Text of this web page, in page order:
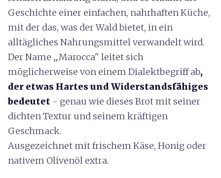
Geschichte einer einfachen, nahrhaften Küche,
mit der das, was der Wald bietet, in ein
alltägliches Nahrungsmittel verwandelt wird.
Der Name „Marocca" leitet sich
möglicherweise von einem Dialektbegriff ab,
der etwas Hartes und Widerstandsfähiges
bedeutet - genau wie dieses Brot mit seiner
dichten Textur und seinem kräftigen
Geschmack.
Ausgezeichnet mit frischem Käse, Honig oder
nativem Olivenöl extra.